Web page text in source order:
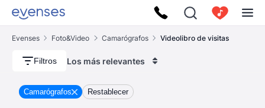
Evenses Foto&Video Camarógrafos Videolibro de visitas
Filtros Los más relevantes
Camarógrafos Restablecer